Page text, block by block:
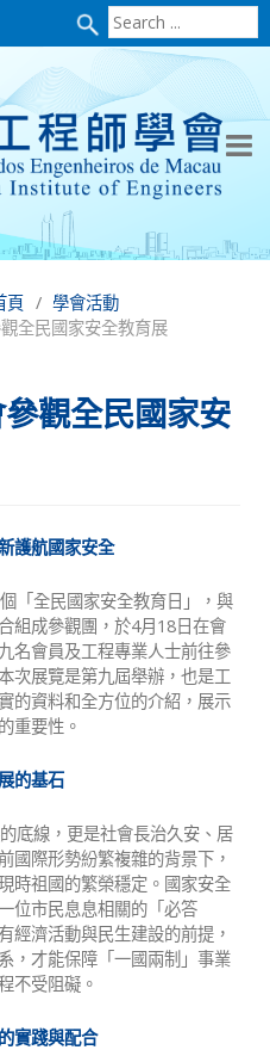
Search
...
頁
學會活動
全民國家安全教育展
觀全民國家安
護航國家安全
「全民國家安全教育日」，與
組成參觀團，於4月18日在會
名會員及工程專業人士前往參
次展覽是第九屆舉辦，也是工
的資料和全方位的介紹，展示
重要性。
的基石
底線，更是社會長治久安、居
國際形勢紛繁複雜的背景下，
時祖國的繁榮穩定。國家安全
位市民息息相關的「必答
經濟活動與民生建設的前提，
，才能保障「一國兩制」事業
不受阻礙。
實踐與配合